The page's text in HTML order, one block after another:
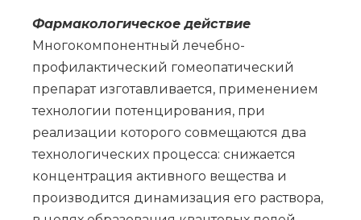
Фармакологическое действие
Многокомпонентный лечебно-
профилактический гомеопатический
препарат изготавливается, применением
технологии потенцирования, при
реализации которого совмещаются два
технологических процесса: снижается
концентрация активного вещества и
производится динамизация его раствора,